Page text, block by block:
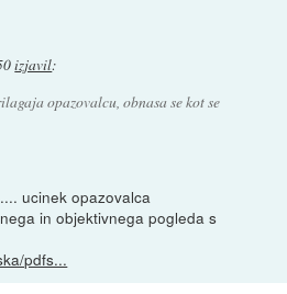
izjavil:
opazovalcu, obnasa se kot se
ucinek opazovalca
in objektivnega pogleda s
pdfs...